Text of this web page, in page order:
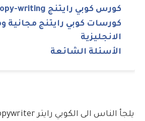
كورس كوبي رايتنج Copy-writing بالعربي
كورسات كوبي رايتنج مجانية
الانجليزية
الأسئلة الشائعة